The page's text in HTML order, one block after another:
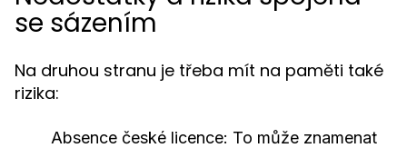
se sázením
Na druhou stranu je třeba mít na paměti také
rizika:
Absence české licence: To může znamenat